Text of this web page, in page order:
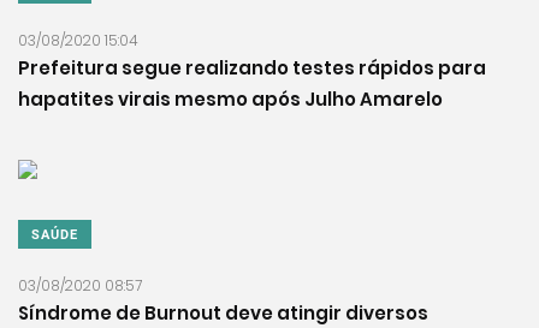
03/08/2020 15:04
Prefeitura segue realizando testes rápidos para
hapatites virais mesmo após Julho Amarelo
SAÚDE
03/08/2020 08:57
Síndrome de Burnout deve atingir diversos